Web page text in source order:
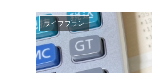
ライフプラン